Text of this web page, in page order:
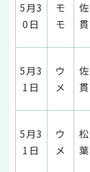
5月3
0日
モ
モ
佐
貫
5月3
1日
ウ
メ
佐
貫
5月3
1日
ウ
メ
松
葉